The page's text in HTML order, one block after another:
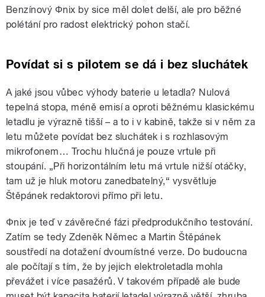
Benzínový Φnix by sice měl dolet delší, ale pro běžné
polétání pro radost elektrický pohon stačí.
Povídat si s pilotem se dá i bez sluchátek
A jaké jsou vůbec výhody baterie u letadla? Nulová
tepelná stopa, méně emisí a oproti běžnému klasickému
letadlu je výrazně tišší – a to i v kabině, takže si v něm za
letu můžete povídat bez sluchátek i s rozhlasovým
mikrofonem… Trochu hlučná je pouze vrtule při
stoupání. „Při horizontálním letu má vrtule nižší otáčky,
tam už je hluk motoru zanedbatelný,“ vysvětluje
Štěpánek redaktorovi přímo při letu.
Φnix je teď v závěrečné fázi předprodukčního testování.
Zatím se tedy Zdeněk Němec a Martin Štěpánek
soustředí na dotažení dvoumístné verze. Do budoucna
ale počítají s tím, že by jejich elektroletadla mohla
převážet i více pasažérů. V takovém případě ale bude